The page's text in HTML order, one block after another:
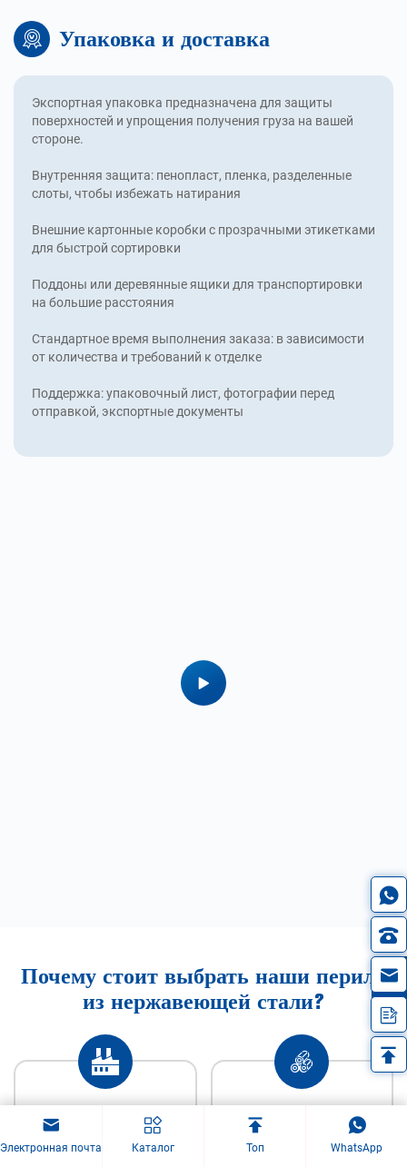
Упаковка и доставка
Экспортная упаковка предназначена для защиты
поверхностей и упрощения получения груза на вашей
стороне.
Внутренняя защита: пенопласт, пленка, разделенные
слоты, чтобы избежать натирания
Внешние картонные коробки с прозрачными этикетками
для быстрой сортировки
Поддоны или деревянные ящики для транспортировки
на большие расстояния
Стандартное время выполнения заказа: в зависимости
от количества и требований к отделке
Поддержка: упаковочный лист, фотографии перед
отправкой, экспортные документы
Почему стоит выбрать наши перила
из нержавеющей стали?
Прямые заводские
поставки
Высокосортная
нержавеющая сталь
Электронная почта Каталог Топ WhatsApp